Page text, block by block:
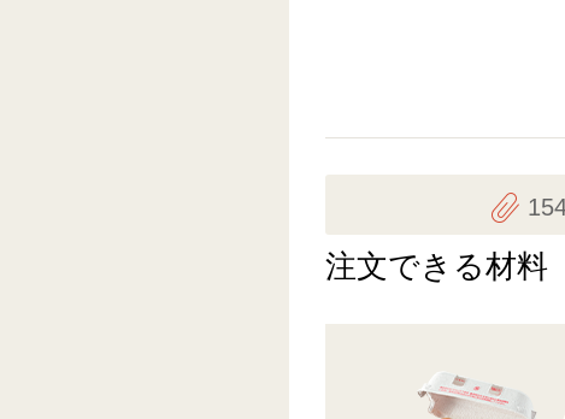
注文できる材料